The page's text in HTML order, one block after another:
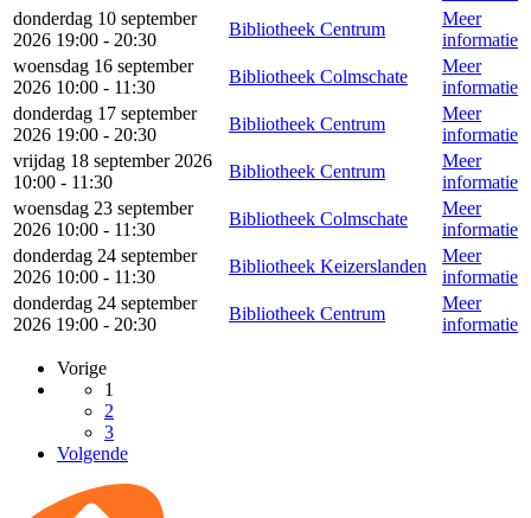
donderdag 10 september
2026 19:00 - 20:30
Bibliotheek Centrum
Meer
informatie
woensdag 16 september
2026 10:00 - 11:30
Bibliotheek Colmschate
Meer
informatie
donderdag 17 september
2026 19:00 - 20:30
Bibliotheek Centrum
Meer
informatie
vrijdag 18 september 2026
10:00 - 11:30
Bibliotheek Centrum
Meer
informatie
woensdag 23 september
2026 10:00 - 11:30
Bibliotheek Colmschate
Meer
informatie
donderdag 24 september
2026 10:00 - 11:30
Bibliotheek Keizerslanden
Meer
informatie
donderdag 24 september
2026 19:00 - 20:30
Bibliotheek Centrum
Meer
informatie
Vorige
1
2
3
Volgende